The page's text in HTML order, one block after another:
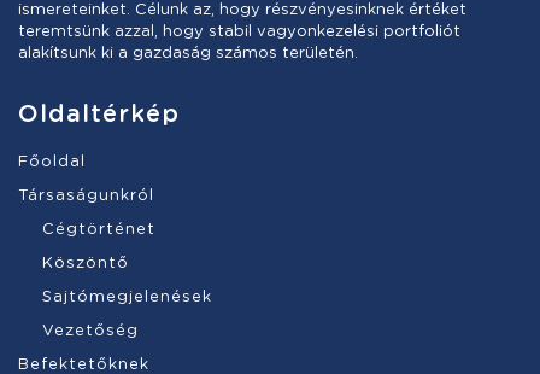
ismereteinket. Célunk az, hogy részvényesinknek értéket
teremtsünk azzal, hogy stabil vagyonkezelési portfoliót
alakítsunk ki a gazdaság számos területén.
Oldaltérkép
Főoldal
Társaságunkról
Cégtörténet
Köszöntő
Sajtómegjelenések
Vezetőség
Befektetőknek